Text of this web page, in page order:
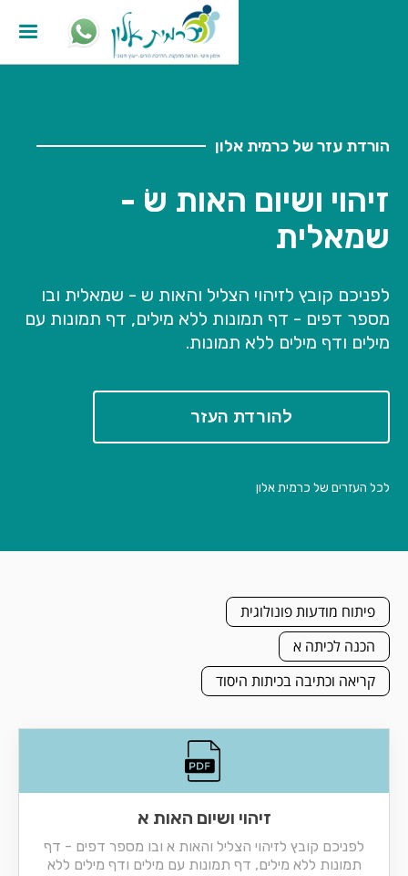
הורדת עזר של כרמית אלון
זיהוי ושיום האות שׂ -
שמאלית
לפניכם קובץ לזיהוי הצליל והאות ש - שמאלית ובו
מספר דפים - דף תמונות ללא מילים, דף תמונות עם
מילים ודף מילים ללא תמונות.
להורדת העזר
לכל העזרים של כרמית אלון
פיתוח מודעות פונולוגית
הכנה לכיתה א
קריאה וכתיבה בכיתות היסוד
זיהוי ושיום האות א
לפניכם קובץ לזיהוי הצליל והאות א ובו מספר דפים - דף
תמונות ללא מילים, דף תמונות עם מילים ודף מילים ללא